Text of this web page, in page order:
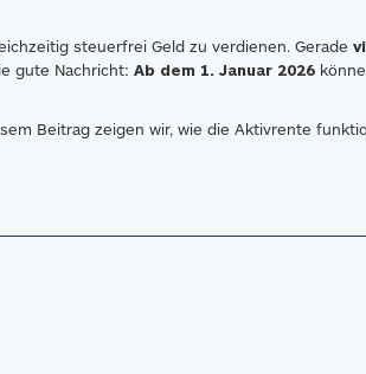
steuerfrei Geld zu verdienen. Gerade
gute Nachricht: Ab dem 1. Januar 2026
Beitrag zeigen wir, wie die Aktivrente